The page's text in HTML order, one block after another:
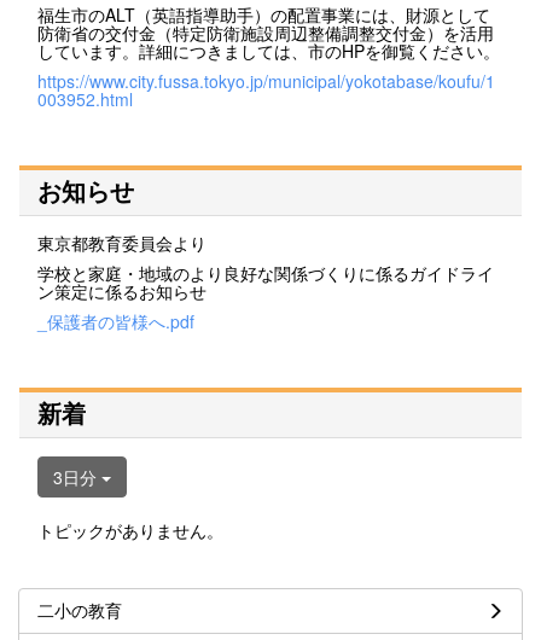
福生市のALT（英語指導助手）の配置事業には、財源として
防衛省の交付金（特定防衛施設周辺整備調整交付金）を活用
しています。詳細につきましては、市のHPを御覧ください。
https://www.city.fussa.tokyo.jp/municipal/yokotabase/koufu/1
003952.html
お知らせ
東京都教育委員会より
学校と家庭・地域のより良好な関係づくりに係るガイドライ
ン策定に係るお知らせ
_保護者の皆様へ.pdf
新着
3日分
トピックがありません。
二小の教育